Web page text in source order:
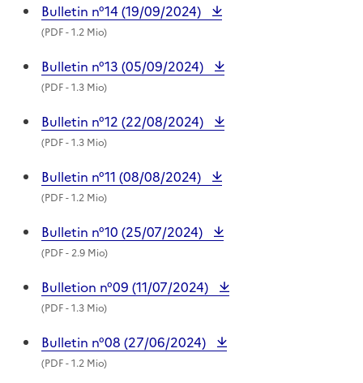
Bulletin n°14 (19/09/2024)
(PDF- 1.2 Mio)
Bulletin n°13 (05/09/2024)
(PDF- 1.3 Mio)
Bulletin n°12 (22/08/2024)
(PDF- 1.3 Mio)
Bulletin n°11 (08/08/2024)
(PDF- 1.2 Mio)
Bulletin n°10 (25/07/2024)
(PDF- 2.9 Mio)
Bulletion n°09 (11/07/2024)
(PDF- 1.3 Mio)
Bulletin n°08 (27/06/2024)
(PDF- 1.2 Mio)